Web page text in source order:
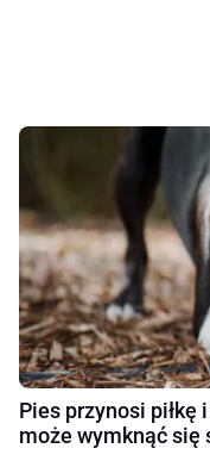
Pies przynosi piłkę
może wymknąć się